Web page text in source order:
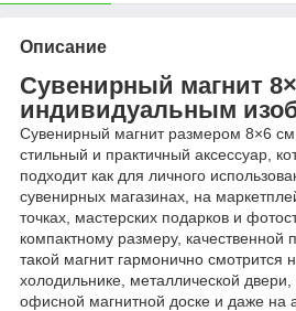
Описание
Сувенирный магнит
индивидуальным
Сувенирный магнит размером 8×6
стильный и практичный аксессуар,
подходит как для личного
сувенирных магазинах, на
точках, мастерских подарков и
компактному размеру, качественной
такой магнит гармонично смотрится
холодильнике, металлической
офисной магнитной доске и даже на